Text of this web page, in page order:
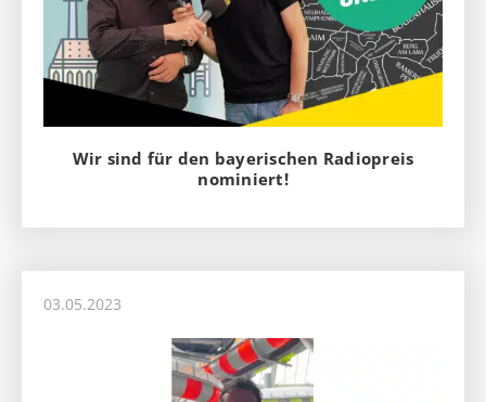
Wir sind für den bayerischen Radiopreis
nominiert!
03.05.2023